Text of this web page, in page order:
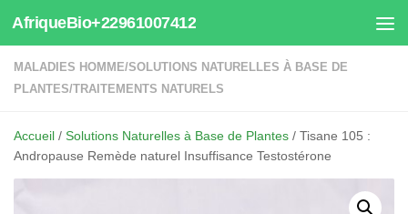
Au dessous du contenu
AfriqueBio+22961007412
MALADIES HOMME/SOLUTIONS NATURELLES À BASE DE
PLANTES/TRAITEMENTS NATURELS
Accueil / Solutions Naturelles à Base de Plantes / Tisane 105 :
Andropause Remède naturel Insuffisance Testostérone